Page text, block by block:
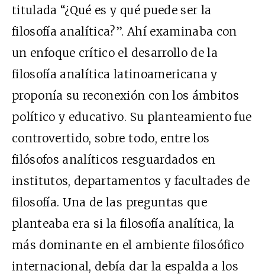
titulada “¿Qué es y qué puede ser la
filosofía analítica?”. Ahí examinaba con
un enfoque crítico el desarrollo de la
filosofía analítica latinoamericana y
proponía su reconexión con los ámbitos
político y educativo. Su planteamiento fue
controvertido, sobre todo, entre los
filósofos analíticos resguardados en
institutos, departamentos y facultades de
filosofía. Una de las preguntas que
planteaba era si la filosofía analítica, la
más dominante en el ambiente filosófico
internacional, debía dar la espalda a los